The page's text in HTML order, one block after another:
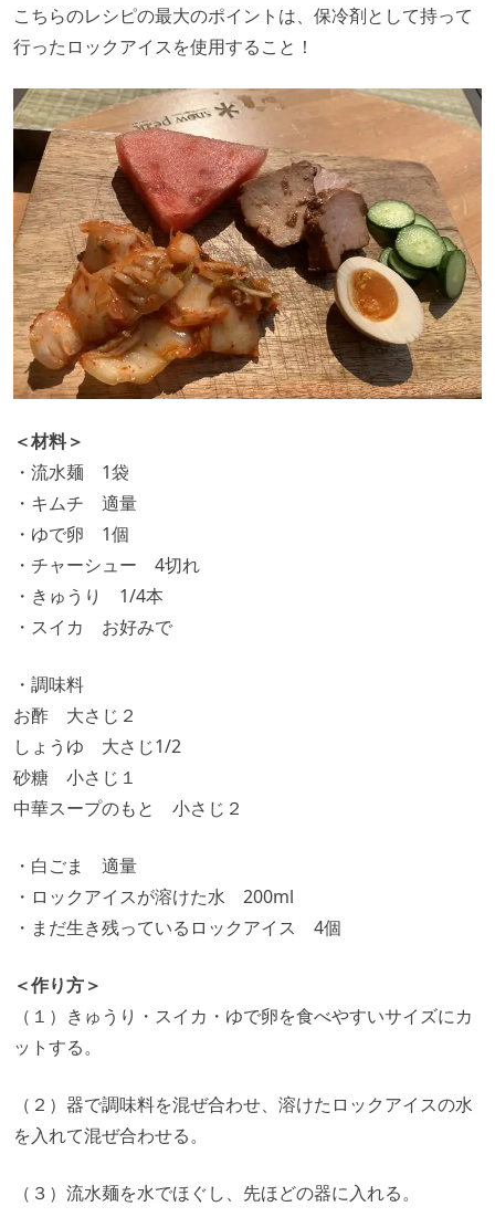
こちらのレシピの最大のポイントは、保冷剤として持って
行ったロックアイスを使用すること！
＜材料＞
・流水麺 1袋
・キムチ 適量
・ゆで卵 1個
・チャーシュー 4切れ
・きゅうり 1/4本
・スイカ お好みで
・調味料
お酢 大さじ２
しょうゆ 大さじ1/2
砂糖 小さじ１
中華スープのもと 小さじ２
・白ごま 適量
・ロックアイスが溶けた水 200ml
・まだ生き残っているロックアイス 4個
＜作り方＞
（１）きゅうり・スイカ・ゆで卵を食べやすいサイズにカ
ットする。
（２）器で調味料を混ぜ合わせ、溶けたロックアイスの水
を入れて混ぜ合わせる。
（３）流水麺を水でほぐし、先ほどの器に入れる。